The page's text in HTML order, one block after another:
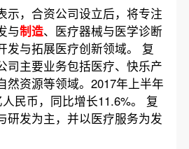
示，合资公司设立后，将专注
与制造、医疗器械与医学诊断
发与拓展医疗创新领域。 复
司主要业务包括医疗、快乐产
然资源等领域。2017年上半年
民币，同比增长11.6%。 复
研发为主，并以医疗服务为发